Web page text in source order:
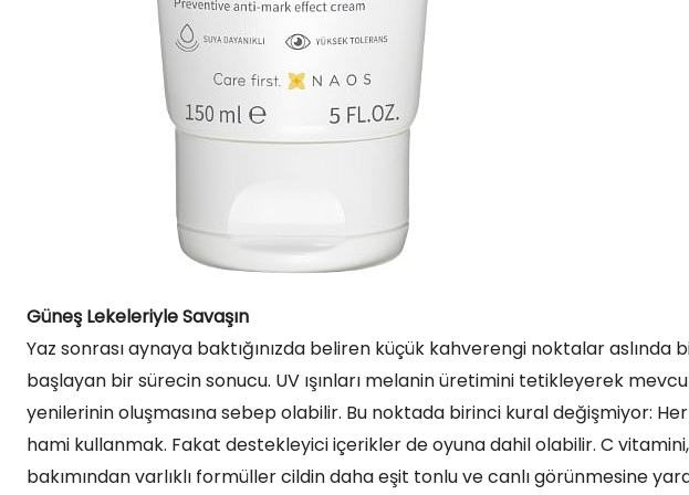
Güneş Lekeleriyle Savaşın
Yaz sonrası aynaya baktığınızda beliren küçük kahverengi noktalar
başlayan bir sürecin sonucu. UV ışınları melanin üretimini tetikleyerek
yenilerinin oluşmasına sebep olabilir. Bu noktada birinci kural değişmiyor:
hami kullanmak. Fakat destekleyici içerikler de oyuna dahil olabilir. C
bakımından varlıklı formüller cildin daha eşit tonlu ve canlı görünmesine